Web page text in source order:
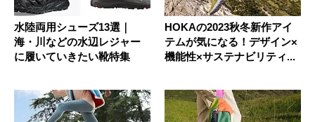
水陸両用シューズ13選｜
海・川などの水辺レジャー
に履いていきたい靴特集
HOKAの2023秋冬新作アイ
テムが気になる！デザイン×
機能性×サステナビリティ...